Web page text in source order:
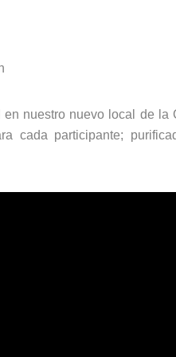
nuestro nuevo local de
cada participante;